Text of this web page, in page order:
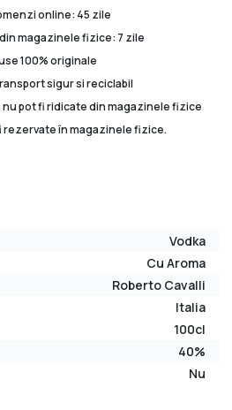
online: 45 zile
magazinele fizice: 7 zile
100% originale
sigur si reciclabil
pot fi ridicate din magazinele fizice
rezervate în magazinele fizice.
Vodka
Cu Aroma
Roberto Cavalli
Italia
100cl
40%
Nu